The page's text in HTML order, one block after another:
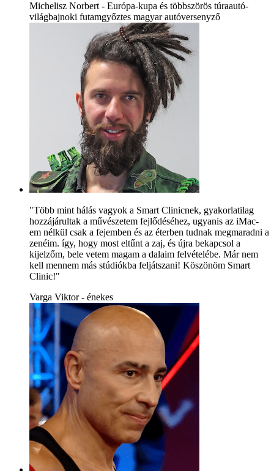
Michelisz Norbert - Európa-kupa és többszörös túraautó-
világbajnoki futamgyőztes magyar autóversenyző
"Több mint hálás vagyok a Smart Clinicnek, gyakorlatilag
hozzájárultak a művészetem fejlődéséhez, ugyanis az iMac-
em nélkül csak a fejemben és az éterben tudnak megmaradni a
zenéim. így, hogy most eltűnt a zaj, és újra bekapcsol a
kijelzőm, bele vetem magam a dalaim felvételébe. Már nem
kell mennem más stúdiókba feljátszani! Köszönöm Smart
Clinic!"
Varga Viktor - énekes